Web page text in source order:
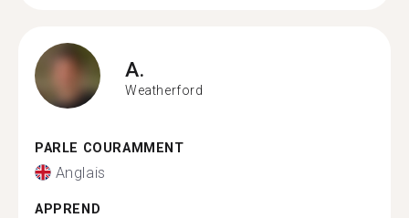
A.
Weatherford
PARLE COURAMMENT
Anglais
APPREND